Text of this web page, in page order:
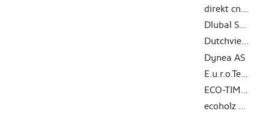
direkt cnc-systeme gmbh
Dlubal Software GmbH
Dutchview information technology GmbH
Dynea AS
E.u.r.o.Tec GmbH
ECO-TIMBER GmbH & Co. KG
ecoholz GmbH